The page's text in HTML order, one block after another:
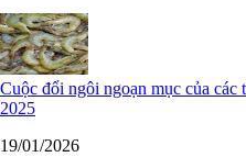
Cuộc đổi ngôi ngoạn mục của
2025
19/01/2026